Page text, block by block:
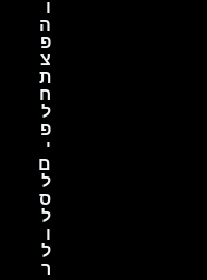
ו
ה
פ
צ
ת
ח
ל
פ
י
ם
ל
ס
ל
ו
ל
ר